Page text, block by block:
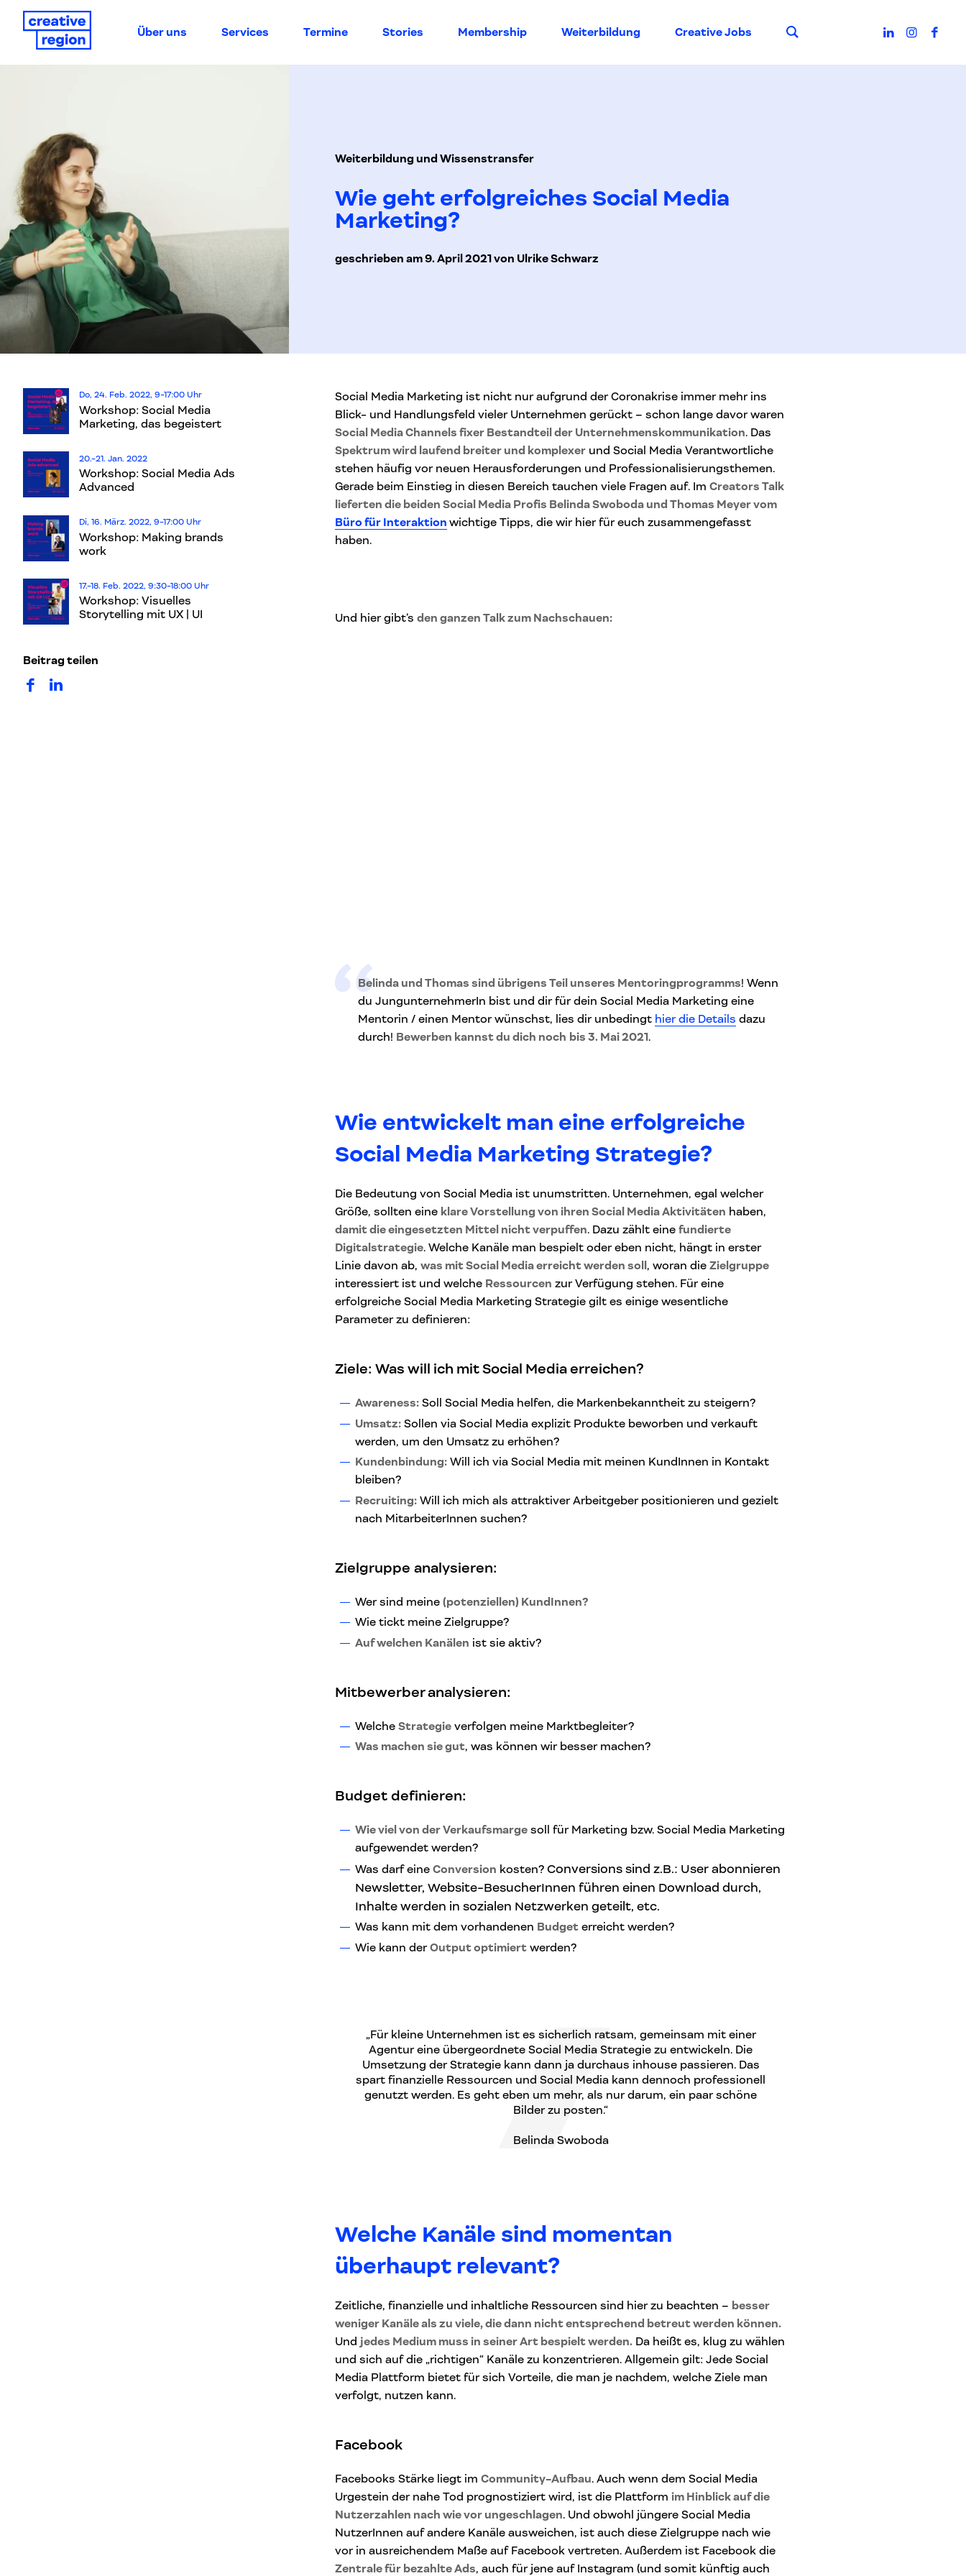
Über uns Services Termine Stories Membership Weiterbildung Creative Jobs Suche
Weiterbildung und Wissenstransfer
Wie geht erfolgreiches Social Media
Marketing?
geschrieben am 9. April 2021 von Ulrike Schwarz
Do, 24. Feb. 2022, 9-17:00 Uhr
Workshop: Social Media
Marketing, das begeistert
20.-21. Jan. 2022
Workshop: Social Media Ads
Advanced
Di, 16. März. 2022, 9-17:00 Uhr
Workshop: Making brands
work
17.-18. Feb. 2022, 9:30-18:00 Uhr
Workshop: Visuelles
Storytelling mit UX | UI
Beitrag teilen
auf Facebook teilen
auf LinkedIn teilen
Social Media Marketing ist nicht nur aufgrund der Coronakrise immer mehr ins
Blick- und Handlungsfeld vieler Unternehmen gerückt – schon lange davor waren
Social Media Channels fixer Bestandteil der Unternehmenskommunikation. Das
Spektrum wird laufend breiter und komplexerund Social Media Verantwortliche
stehen häufig vor neuen Herausforderungen und Professionalisierungsthemen.
Gerade beim Einstieg in diesen Bereich tauchen viele Fragen auf. Im Creators Talk
lieferten die beiden Social Media Profis Belinda Swoboda und Thomas Meyer vom
Büro für Interaktion wichtige Tipps, die wir hier für euch zusammengefasst
haben.
Und hier gibt’s den ganzen Talk zum Nachschauen:
Belinda und Thomas sind übrigens Teil unseres Mentoringprogramms! Wenn
du JungunternehmerIn bist und dir für dein Social Media Marketing eine
Mentorin / einen Mentor wünschst, lies dir unbedingt hier die Details dazu
durch! Bewerben kannst du dich noch bis 3. Mai 2021.
Wie entwickelt man eine erfolgreiche
Social Media Marketing Strategie?
Die Bedeutung von Social Media ist unumstritten. Unternehmen, egal welcher
Größe, sollten eine klare Vorstellung von ihren Social Media Aktivitäten haben,
damit die eingesetzten Mittel nicht verpuffen. Dazu zählt eine fundierte
Digitalstrategie. Welche Kanäle man bespielt oder eben nicht, hängt in erster
Linie davon ab, was mit Social Media erreicht werden soll , woran die Zielgruppe
interessiert ist und welche Ressourcen zur Verfügung stehen. Für eine
erfolgreiche Social Media Marketing Strategie gilt es einige wesentliche
Parameter zu definieren:
Ziele: Was will ich mit Social Media erreichen?
Awareness:Soll Social Media helfen, die Markenbekanntheit zu steigern?
Umsatz:Sollen via Social Media explizit Produkte beworben und verkauft
werden, um den Umsatz zu erhöhen?
Kundenbindung:Will ich via Social Media mit meinen KundInnen in Kontakt
bleiben?
Recruiting:Will ich mich als attraktiver Arbeitgeber positionieren und gezielt
nach MitarbeiterInnen suchen?
Zielgruppe analysieren:
Wer sind meine (potenziellen) KundInnen?
Wie tickt meine Zielgruppe?
Auf welchen Kanälen ist sie aktiv?
Mitbewerber analysieren:
Welche Strategieverfolgen meine Marktbegleiter?
Was machen sie gut, was können wir besser machen?
Budget definieren:
Wie viel von der Verkaufsmargesoll für Marketing bzw. Social Media Marketing
aufgewendet werden?
Was darf eine Conversion kosten? Conversions sind z.B.: User abonnieren
Newsletter, Website-BesucherInnen führen einen Download durch,
Inhalte werden in sozialen Netzwerken geteilt, etc.
Was kann mit dem vorhandenen Budgeterreicht werden?
Wie kann derOutput optimiertwerden?
„Für kleine Unternehmen ist es sicherlich ratsam, gemeinsam mit einer
Agentur eine übergeordnete Social Media Strategie zu entwickeln. Die
Umsetzung der Strategie kann dann ja durchaus inhouse passieren. Das
spart finanzielle Ressourcen und Social Media kann dennoch professionell
genutzt werden. Es geht eben um mehr, als nur darum, ein paar schöne
Bilder zu posten.“
Belinda Swoboda
Welche Kanäle sind momentan
überhaupt relevant?
Zeitliche, finanzielle und inhaltliche Ressourcen sind hier zu beachten – besser
weniger Kanäle als zu viele, die dann nicht entsprechend betreut werden können.
Und jedes Medium muss in seiner Art bespielt werden.Da heißt es, klug zu wählen
und sich auf die „richtigen“ Kanäle zu konzentrieren. Allgemein gilt: Jede Social
Media Plattform bietet für sich Vorteile, die man je nachdem, welche Ziele man
verfolgt, nutzen kann.
Facebook
Facebooks Stärke liegt im Community-Aufbau. Auch wenn dem Social Media
Urgestein der nahe Tod prognostiziert wird, ist die Plattform im Hinblick auf die
Nutzerzahlen nach wie vor ungeschlagen. Und obwohl jüngere Social Media
NutzerInnen auf andere Kanäle ausweichen, ist auch diese Zielgruppe nach wie
vor in ausreichendem Maße auf Facebook vertreten. Außerdem ist Facebook die
Zentrale für bezahlte Ads, auch für jene auf Instagram (und somit künftig auch